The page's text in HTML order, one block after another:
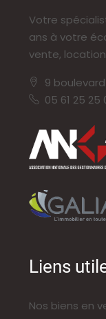
Votre
ans à votre
vente,
9
05 61 25 25
Liens
Nos biens en